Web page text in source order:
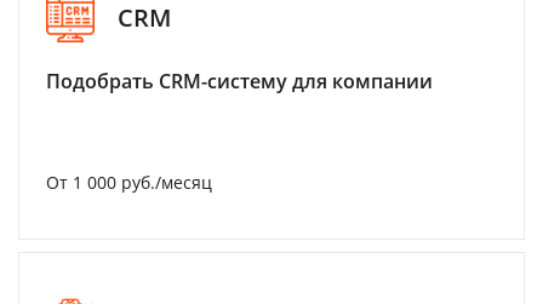
CRM
Подобрать CRM-систему для компании
От 1 000 руб./месяц